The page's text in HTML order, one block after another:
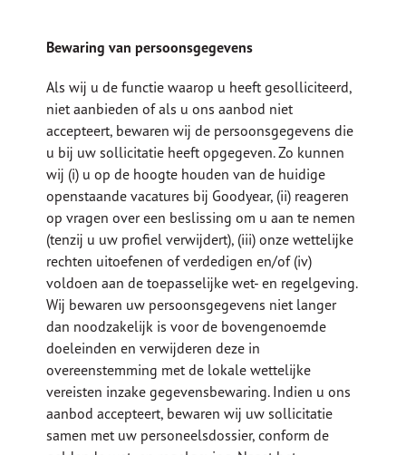
Bewaring van persoonsgegevens
Als wij u de functie waarop u heeft gesolliciteerd,
niet aanbieden of als u ons aanbod niet
accepteert, bewaren wij de persoonsgegevens die
u bij uw sollicitatie heeft opgegeven. Zo kunnen
wij (i) u op de hoogte houden van de huidige
openstaande vacatures bij Goodyear, (ii) reageren
op vragen over een beslissing om u aan te nemen
(tenzij u uw profiel verwijdert), (iii) onze wettelijke
rechten uitoefenen of verdedigen en/of (iv)
voldoen aan de toepasselijke wet- en regelgeving.
Wij bewaren uw persoonsgegevens niet langer
dan noodzakelijk is voor de bovengenoemde
doeleinden en verwijderen deze in
overeenstemming met de lokale wettelijke
vereisten inzake gegevensbewaring. Indien u ons
aanbod accepteert, bewaren wij uw sollicitatie
samen met uw personeelsdossier, conform de